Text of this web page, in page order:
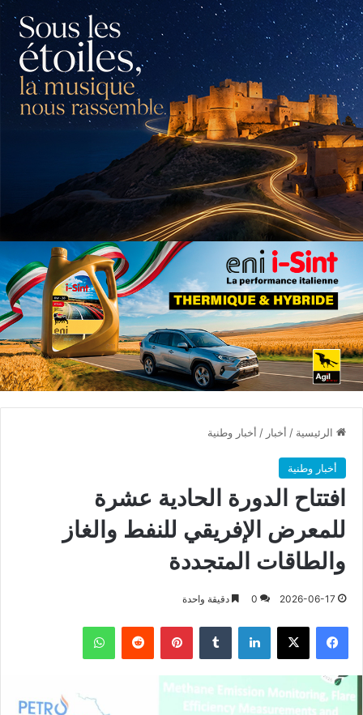
الرئيسية / أخبار / أخبار وطنية
أخبار وطنية
افتتاح الدورة الحادية عشرة
للمعرض الإفريقي للنفط والغاز
والطاقات المتجددة
2026-06-17
0 دقيقة واحدة
فيسبوك X لينكدإن بينتيريست واتساب